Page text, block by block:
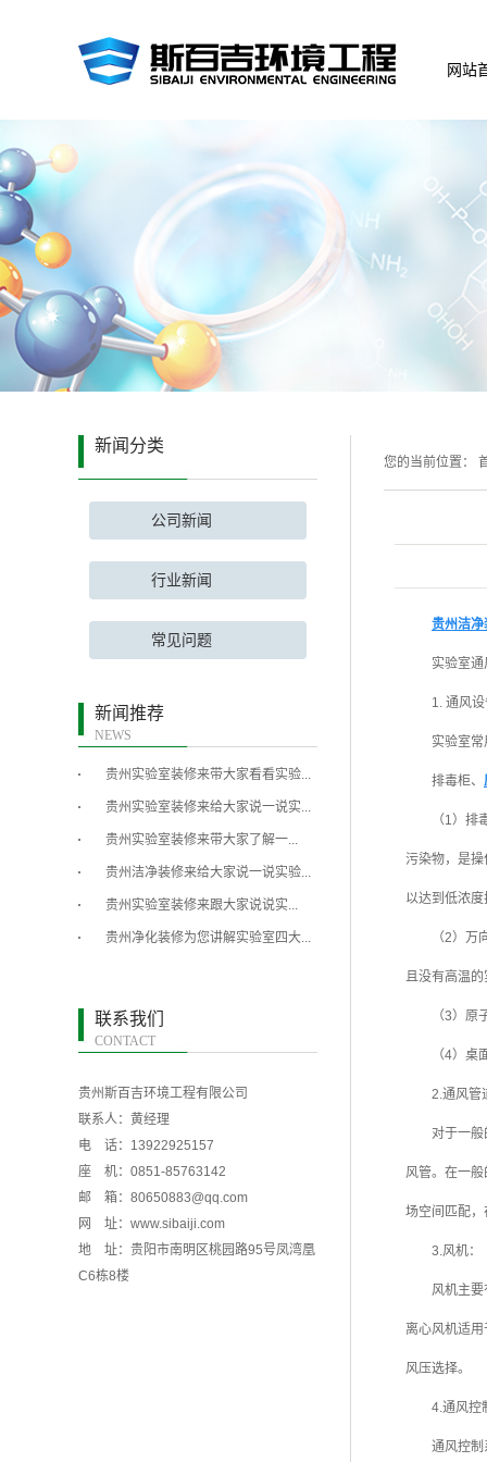
网站
新闻分类
公司新闻
行业新闻
常见问题
新闻推荐
NEWS
贵州实验室装修来带大家看看实验...
贵州实验室装修来给大家说一说实...
​贵州实验室装修来带大家了解一...
贵州洁净装修来给大家说一说实验...
​贵州实验室装修来跟大家说说实...
贵州净化装修为您讲解实验室四大...
联系我们
CONTACT
贵州斯百吉环境工程有限公司
联系人：黄经理
电 话：13922925157
座 机：0851-85763142
邮 箱：80650883@qq.com
网 址：www.sibaiji.com
地 址：贵阳市南明区桃园路95号凤湾凰
C6栋8楼
您的当前位置：
贵州洁净
实验室
1. 通风
实验室
排毒柜、
（1）
污染物，是
以达到低浓
（2）
且没有高温的
（3）
（4）
2.通风管
对于一
风管。在一
场空间匹配
3.风机：
风机主
离心风机适
风压选择。
4.通风控
通风控制